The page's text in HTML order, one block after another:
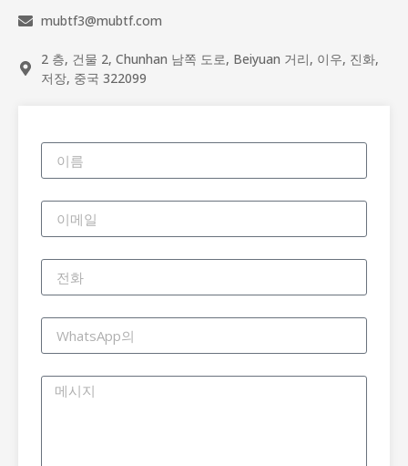
mubtf3@mubtf.com
2 층, 건물 2, Chunhan 남쪽 도로, Beiyuan 거리, 이우, 진화,
저장, 중국 322099